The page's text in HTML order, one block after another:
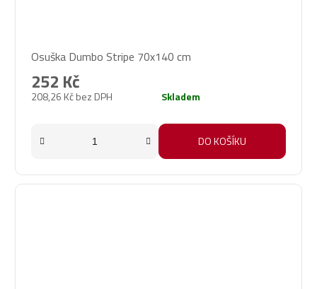
Osuška Dumbo Stripe 70x140 cm
208,26 Kč bez DPH
252 Kč
Skladem
DO KOŠÍKU